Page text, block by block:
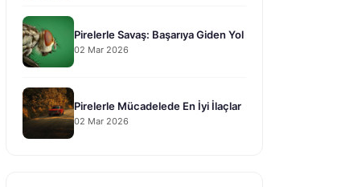
Pirelerle Savaş: Başarıya Giden Yol
02 Mar 2026
Pirelerle Mücadelede En İyi İlaçlar
02 Mar 2026